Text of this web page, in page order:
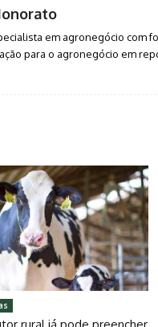
em agronegócio com
para o agronegócio em